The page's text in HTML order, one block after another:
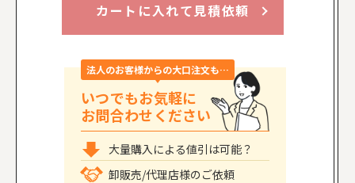
カートに入れて見積依頼
法人のお客様からの大口注文も…
いつでもお気軽に
お問合わせください
大量購入による値引は可能？
卸販売/代理店様のご依頼